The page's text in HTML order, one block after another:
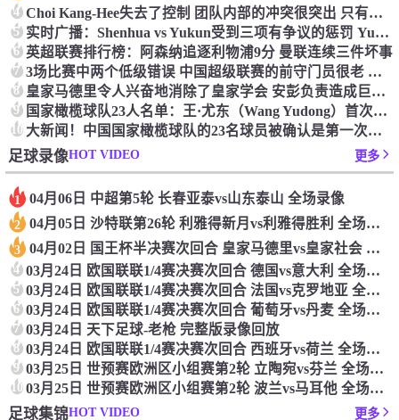
4 Choi Kang-Hee失去了控制 团队内部的冲突很突出 只有一个人可以从水火中拯救崔孔
5 实时广播：Shenhua vs Yukun受到三项有争议的惩罚 Yukun将向中国足球联合会提出投诉
6 英超联赛排行榜：阿森纳追逐利物浦9分 曼联连续三件坏事
7 3场比赛中两个低级错误 中国超级联赛的前守门员很老 是时候让位了 最好的继任者出现
8 皇家马德里令人兴奋地消除了皇家学会 安彭负责造成巨大的灾难！
9 国家橄榄球队23人名单：王·尤东（Wang Yudong）首次被选为第11名 塞吉尼奥（Serginho）在名单上
10 大新闻！中国国家橄榄球队的23名球员被确认是第一次进入阵容
足球录像HOT VIDEO 更多
1 04月06日 中超第5轮 长春亚泰vs山东泰山 全场录像
2 04月05日 沙特联第26轮 利雅得新月vs利雅得胜利 全场录像
3 04月02日 国王杯半决赛次回合 皇家马德里vs皇家社会 全场录像
4 03月24日 欧国联联1/4赛决赛次回合 德国vs意大利 全场录像回放
5 03月24日 欧国联联1/4赛决赛次回合 法国vs克罗地亚 全场录像回放
6 03月24日 欧国联联1/4赛决赛次回合 葡萄牙vs丹麦 全场录像回放
7 03月24日 天下足球-老枪 完整版录像回放
8 03月24日 欧国联联1/4赛决赛次回合 西班牙vs荷兰 全场录像回放
9 03月25日 世预赛欧洲区小组赛第2轮 立陶宛vs芬兰 全场录像回放
10 03月25日 世预赛欧洲区小组赛第2轮 波兰vs马耳他 全场录像回放
足球集锦HOT VIDEO 更多